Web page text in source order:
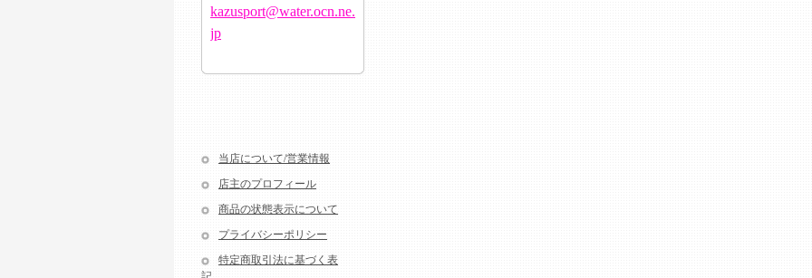
kazusport@water.ocn.ne.
jp
当店について/営業情報
店主のプロフィール
商品の状態表示について
プライバシーポリシー
特定商取引法に基づく表